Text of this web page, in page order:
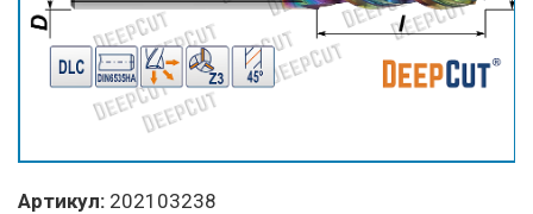
Артикул: 202103238